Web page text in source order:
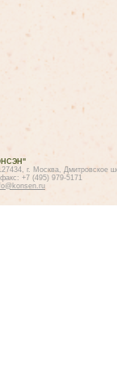
г. Москва, Дмитровское
+7 (495) 979-5171